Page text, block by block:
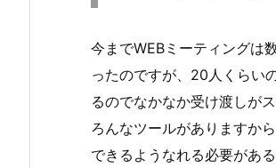
今までWEBミーティングは
ったのですが、20人くらい
るのでなかなか受け渡しが
ろんなツールがありますか
できるようなれる必要があ